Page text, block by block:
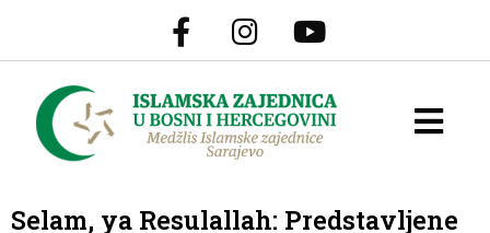
Selam, ya Resulallah: Predstavljene